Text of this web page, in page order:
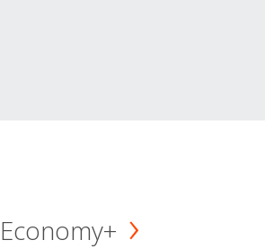
Economy+